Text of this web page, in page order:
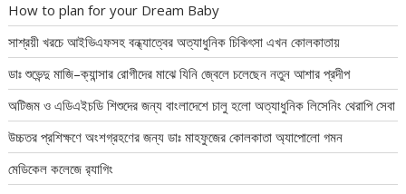
How to plan for your Dream Baby
সাশ্রয়ী খরচে আইভিএফসহ বন্ধ্যাত্বের অত্যাধুনিক চিকিৎসা এখন কোলকাতায়
ডাঃ শুভেন্দু মাজি–ক্যান্সার রোগীদের মাঝে যিনি জ্বেলে চলেছেন নতুন আশার প্রদীপ
অটিজম ও এডিএইচডি শিশুদের জন্য বাংলাদেশে চালু হলো অত্যাধুনিক লিসেনিং থেরাপি সেবা
উচ্চতর প্রশিক্ষণে অংশগ্রহণের জন্য ডাঃ মাহফুজের কোলকাতা অ্যাপোলো গমন
মেডিকেল কলেজে র‍্যাগিং